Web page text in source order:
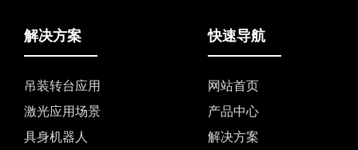
解决方案
吊装转台应用
激光应用场景
具身机器人
快速导航
网站首页
产品中心
解决方案